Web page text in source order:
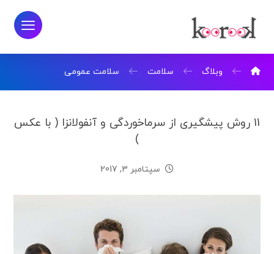
وبلاگ سلامت سلامت عمومی
11 روش پیشگیری از سرماخوردگی و آنفولانزا ( با عکس
)
سپتامبر 3, 2017